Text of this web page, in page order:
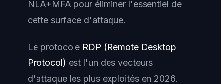
NLA+MFA pour éliminer l'essentiel de
cette surface d'attaque.
Le protocole RDP (Remote Desktop
Protocol) est l'un des vecteurs
d'attaque les plus exploités en 2026.